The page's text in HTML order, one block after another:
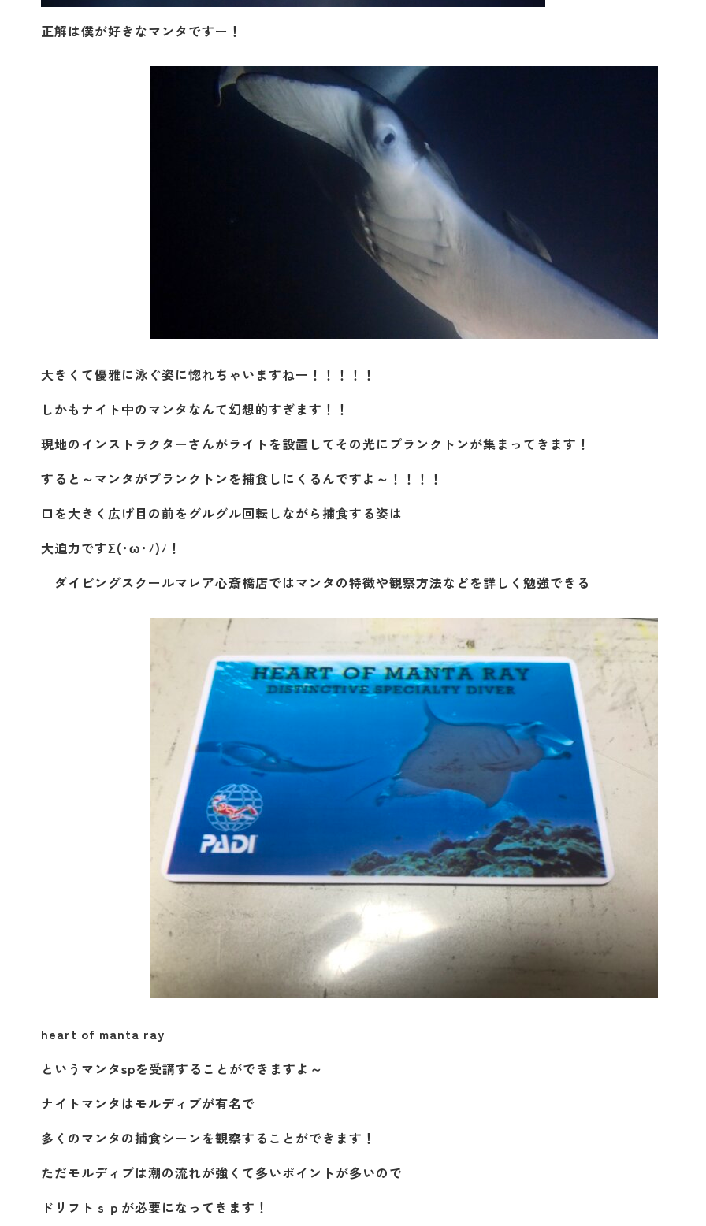
正解は僕が好きなマンタですー！
大きくて優雅に泳ぐ姿に惚れちゃいますねー！！！！！
しかもナイト中のマンタなんて幻想的すぎます！！
現地のインストラクターさんがライトを設置してその光にプランクトンが集まってきます！
すると～マンタがプランクトンを捕食しにくるんですよ～！！！！
口を大きく広げ目の前をグルグル回転しながら捕食する姿は
大迫力ですΣ(･ω･ﾉ)ﾉ！
ダイビングスクールマレア心斎橋店ではマンタの特徴や観察方法などを詳しく勉強できる
heart of manta ray
というマンタspを受講することができますよ～
ナイトマンタはモルディブが有名で
多くのマンタの捕食シーンを観察することができます！
ただモルディブは潮の流れが強くて多いポイントが多いので
ドリフトｓｐが必要になってきます！